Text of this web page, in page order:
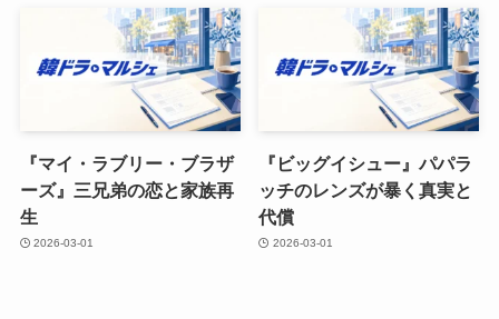
『マイ・ラブリー・ブラザ
ーズ』三兄弟の恋と家族再
生
2026-03-01
『ビッグイシュー』パパラ
ッチのレンズが暴く真実と
代償
2026-03-01